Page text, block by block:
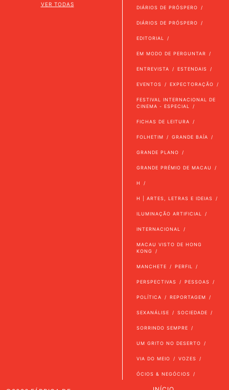
VER TODAS
DIÁRIOS DE PRÓSPERO
DIÁRIOS DE PRÓSPERO
EDITORIAL
EM MODO DE PERGUNTAR
ENTREVISTA ESTENDAIS
EVENTOS EXPECTORAÇÃO
FESTIVAL INTERNACIONAL DE
CINEMA - ESPECIAL
FICHAS DE LEITURA
FOLHETIM GRANDE BAÍA
GRANDE PLANO
GRANDE PRÉMIO DE MACAU
H
H | ARTES, LETRAS E IDEIAS
ILUMINAÇÃO ARTIFICIAL
INTERNACIONAL
MACAU VISTO DE HONG
KONG
MANCHETE PERFIL
PERSPECTIVAS PESSOAS
POLÍTICA REPORTAGEM
SEXANÁLISE SOCIEDADE
SORRINDO SEMPRE
UM GRITO NO DESERTO
VIA DO MEIO VOZES
ÓCIOS & NEGÓCIOS